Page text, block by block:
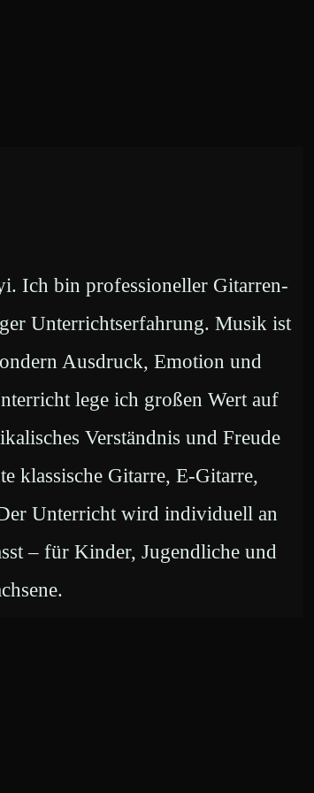
Ich bin professioneller Gitarren-
Unterrichtserfahrung. Musik ist
Ausdruck, Emotion und
lege ich großen Wert auf
Verständnis und Freude
klassische Gitarre, E-Gitarre,
Unterricht wird individuell an
– für Kinder, Jugendliche und